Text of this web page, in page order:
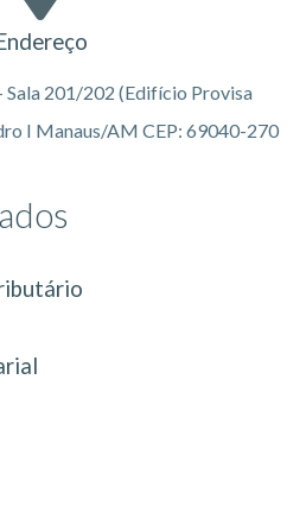
Sala 201/202 (Edifício Provisa
I Manaus/AM CEP: 69040-270